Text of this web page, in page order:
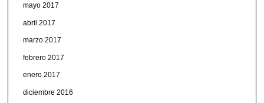
mayo 2017
abril 2017
marzo 2017
febrero 2017
enero 2017
diciembre 2016